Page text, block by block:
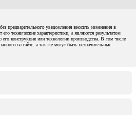
предварительного уведомления вносить изменения в
технические характеристики, а являются результатом
конструкции или технологии производства. В том числе
на сайте, а так же могут быть незначительные